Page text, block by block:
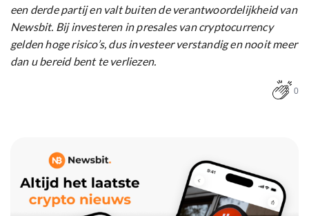
een derde partij en valt buiten de verantwoordelijkheid van
Newsbit. Bij investeren in presales van cryptocurrency
gelden hoge risico’s, dus investeer verstandig en nooit meer
dan u bereid bent te verliezen.
0